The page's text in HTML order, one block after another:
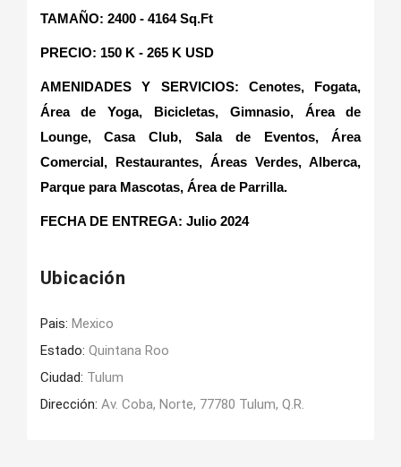
TAMAÑO: 2400 - 4164 Sq.Ft
PRECIO: 150 K - 265 K USD
AMENIDADES Y SERVICIOS: Cenotes, Fogata,
Área de Yoga, Bicicletas, Gimnasio, Área de
Lounge, Casa Club, Sala de Eventos, Área
Comercial, Restaurantes, Áreas Verdes, Alberca,
Parque para Mascotas, Área de Parrilla.
FECHA DE ENTREGA: Julio 2024
Ubicación
Pais: Mexico
Estado: Quintana Roo
Ciudad: Tulum
Dirección: Av. Coba, Norte, 77780 Tulum, Q.R.